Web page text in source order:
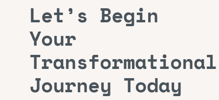
Let’s Begin
Your
Transformational
Journey Today